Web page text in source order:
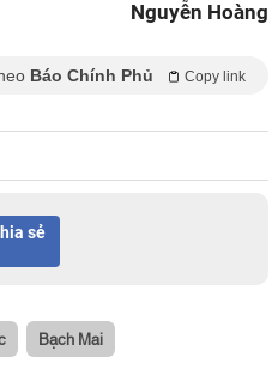
Nguyễn Hoàng
Báo Chính Phủ Copy link
sẻ
Bạch Mai